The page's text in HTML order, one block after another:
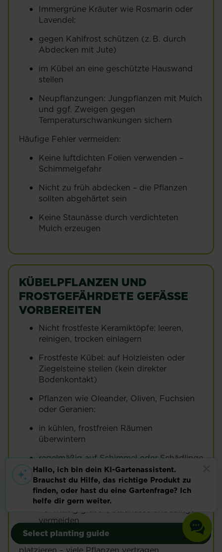
Selbst anbauen
Gemüse
Gartenpflanzen
Select planting guide
Selbst anbauen
Gemüse
Gartenpflanzen
Select planting guide
Immergrüne Kräuter wie Rosmarin oder
Lavendel:
gegen Kahlfrost schützen (z. B. durch
Abdecken mit Jute)
im Kübel an eine geschützte Hauswand
stellen
Neupflanzungen: Jungpflanzen mit Mulch
und ggf. Zweigen gegen
Temperaturschwankungen sichern
Häufige Fehler vermeiden:
Keine luftdichten Folien verwenden –
Schimmelgefahr
Nicht zu früh abdecken – die Pflanzen
sollten abgehärtet sein
Keine Staunässe durch verdichteten
Mulch erzeugen
KÜBELPFLANZEN UND
FROSTGEFÄHRDETE GEFÄSSE V
ORBEREITEN
Nicht frostfeste Keramiktöpfe: leeren,
reinigen, trocken einlagern
Frostfeste Kübel: auf Holzleisten oder
Ziegelsteine stellen (kein direkter
Bodenkontakt)
Pflanzen wie Oleander, Oliven, Fuchsien
oder Geranien:
in kühlen, frostfreien Räumen
überwintern
regelmäßig auf Schimmel oder Schädlinge
kontrollieren, gegebenenfalls
mit Substral®Grundstoffen oder den
Vital-Produkten gezielt stärken mit einer
nur mäßig gießen, Staunässe unbedingt
vermeiden
Tipp: Thermometer im Winterquartier